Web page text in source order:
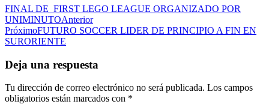
FINAL DE FIRST LEGO LEAGUE ORGANIZADO POR
UNIMINUTOAnterior
PróximoFUTURO SOCCER LIDER DE PRINCIPIO A FIN EN
SURORIENTE
Deja una respuesta
Tu dirección de correo electrónico no será publicada. Los campos
obligatorios están marcados con *